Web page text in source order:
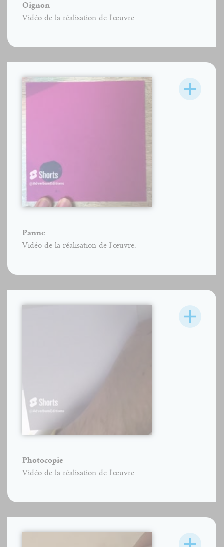
Oignon
Vidéo de la réalisation de l'œuvre.
Panne
Vidéo de la réalisation de l'œuvre.
Photocopie
Vidéo de la réalisation de l'œuvre.